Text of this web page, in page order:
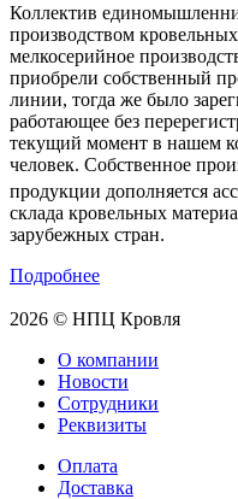
Коллектив
производством
мелкосерийное
приобрели собственный
линии, тогда же было
работающее без
текущий момент в нашем
человек. Собственное
продукции дополняется
склада кровельных
зарубежных стран.
Подробнее
2026 © НПЦ Кровля
О компании
Новости
Сотрудники
Реквизиты
Оплата
Доставка